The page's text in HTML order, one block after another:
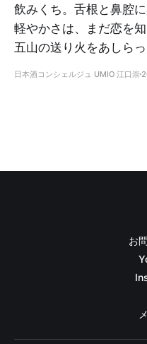
飲みくち。舌根と鼻腔
軽やかさは、まだ恋を
五山の送り火をあしら
日本酒コンシェルジュ UMIO 江口崇
お